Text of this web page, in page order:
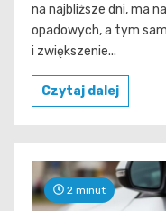
na najbliższe dni, ma
opadowych, a tym
i zwiększenie...
Czytaj dalej
2 minut